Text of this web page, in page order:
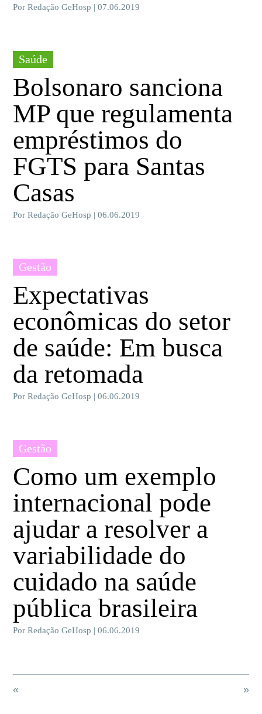
Por Redação GeHosp | 07.06.2019
Saúde
Bolsonaro sanciona
MP que regulamenta
empréstimos do
FGTS para Santas
Casas
Por Redação GeHosp | 06.06.2019
Gestão
Expectativas
econômicas do setor
de saúde: Em busca
da retomada
Por Redação GeHosp | 06.06.2019
Gestão
Como um exemplo
internacional pode
ajudar a resolver a
variabilidade do
cuidado na saúde
pública brasileira
Por Redação GeHosp | 06.06.2019
« »